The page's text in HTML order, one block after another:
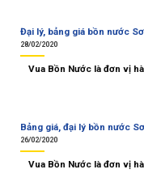
Đại lý, bảng giá bồn nước
28/02/2020
Vua Bồn Nước là đơn vị
Bảng giá, đại lý bồn nước
26/02/2020
Vua Bồn Nước là đơn vị